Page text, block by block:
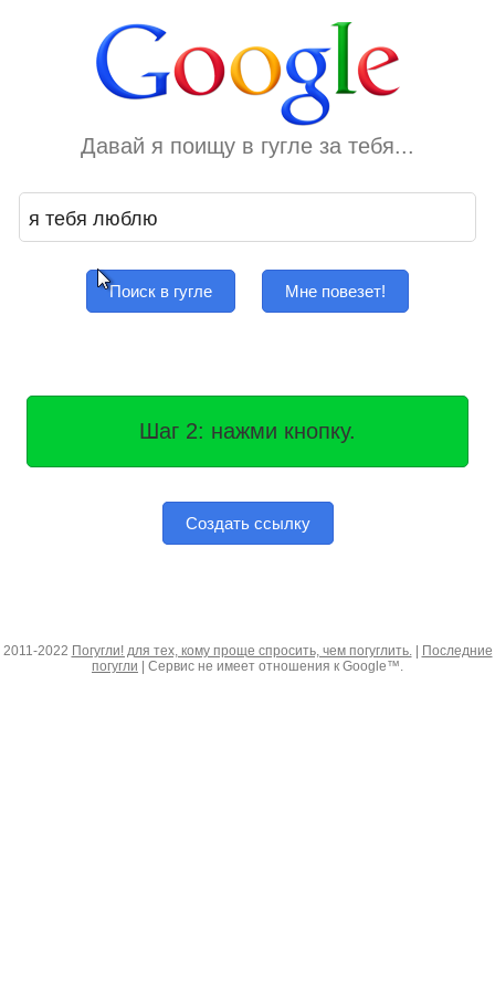
Давай я поищу в гугле за тебя...
Поиск в гугле Мне повезет!
Шаг 2: нажми кнопку.
Создать ссылку
2011-2022 Погугли! для тех, кому проще спросить, чем погуглить.|
Последние
погугли | Сервис не имеет отношения к Google™.